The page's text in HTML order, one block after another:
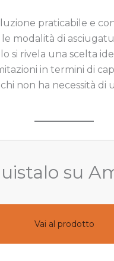
praticabile e
modalità di
si rivela una scelta
in termini di
non ha necessità
su
Vai al prodotto